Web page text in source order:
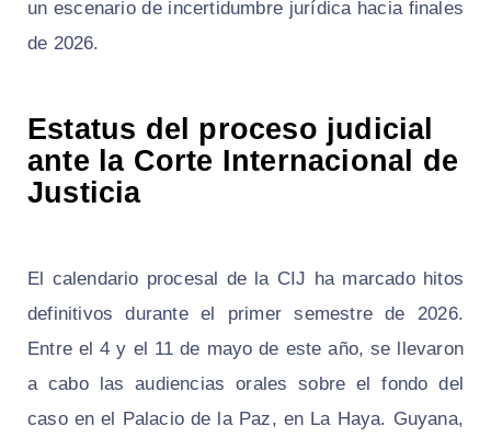
un escenario de incertidumbre jurídica hacia finales
de 2026.
Estatus del proceso judicial
ante la Corte Internacional de
Justicia
El calendario procesal de la CIJ ha marcado hitos
definitivos durante el primer semestre de 2026.
Entre el 4 y el 11 de mayo de este año, se llevaron
a cabo las audiencias orales sobre el fondo del
caso en el Palacio de la Paz, en La Haya. Guyana,